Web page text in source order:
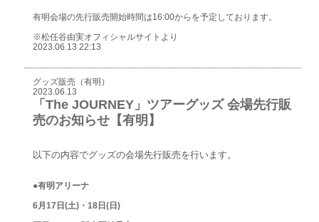
有明会場の先行販売開始時間は16:00からを予定しております。
※松任谷由実オフィシャルサイトより
2023.06.13 22:13
グッズ販売（有明）
2023.06.13
「The JOURNEY」ツアーグッズ 会場先行販
売のお知らせ【有明】
以下の内容でグッズの会場先行販売を行います。
●有明アリーナ
6月17日(土)・18日(日)